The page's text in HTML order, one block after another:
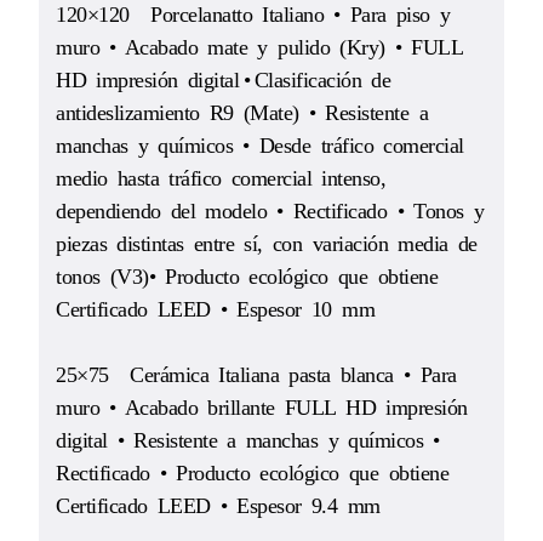
120×120 Porcelanatto Italiano • Para piso y
muro • Acabado mate y pulido (Kry) • FULL
HD impresión digital • Clasificación de
antideslizamiento R9 (Mate) • Resistente a
manchas y químicos • Desde tráfico comercial
medio hasta tráfico comercial intenso,
dependiendo del modelo • Rectificado • Tonos y
piezas distintas entre sí, con variación media de
tonos (V3)• Producto ecológico que obtiene
Certificado LEED • Espesor 10 mm
25×75 Cerámica Italiana pasta blanca • Para
muro • Acabado brillante FULL HD impresión
digital • Resistente a manchas y químicos •
Rectificado • Producto ecológico que obtiene
Certificado LEED • Espesor 9.4 mm